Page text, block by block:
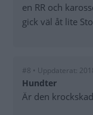
en RR och
gick väl åt lite
#8 • Uppdaterat:
Hundter
Är den